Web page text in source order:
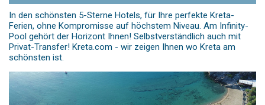
In den schönsten 5-Sterne Hotels, für Ihre perfekte Kreta-
Ferien, ohne Kompromisse auf höchstem Niveau. Am Infinity-
Pool gehört der Horizont Ihnen! Selbstverständlich auch mit
Privat-Transfer! Kreta.com - wir zeigen Ihnen wo Kreta am
schönsten ist.